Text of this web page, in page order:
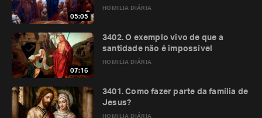
05:05
HOMILIA DIÁRIA
07:16
HOMILIA DIÁRIA
3402. O exemplo vivo de que a
santidade não é impossível
HOMILIA DIÁRIA
3401. Como fazer parte da família de
Jesus?